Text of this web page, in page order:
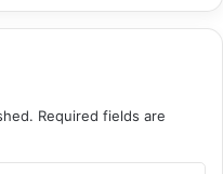
Required fields are